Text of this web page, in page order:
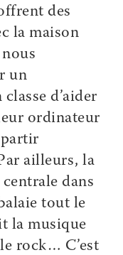
des
la maison
un
d’aider
ordinateur
partir
ailleurs, la
dans
tout le
la musique
rock… C’est